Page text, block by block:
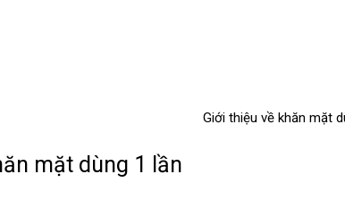
Giới thiệu về khăn mặt
mặt dùng 1 lần